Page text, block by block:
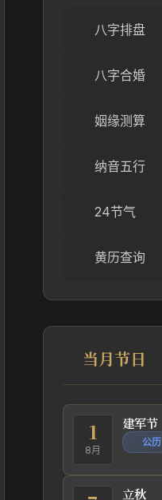
八字排盘
八字合婚
姻缘测算
纳音五行
24节气
黄历查询
当月节日
1
8月
建军节
公历
立秋